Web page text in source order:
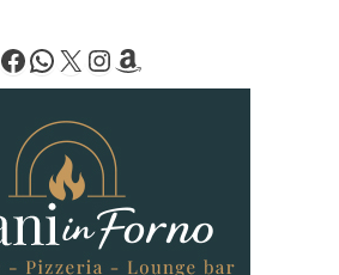
Facebook
WhatsApp
X Instagram
Amazon